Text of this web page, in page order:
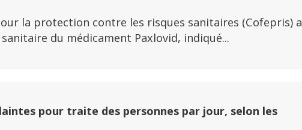
la protection contre les risques sanitaires (Cofepris) a
du médicament Paxlovid, indiqué...
pour traite des personnes par jour, selon les